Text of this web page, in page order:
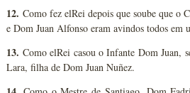
12. Como fez elRei depois que soube que o
e Dom Juan Alfonso eram avindos todos em
13. Como elRei casou o Infante Dom Juan,
Lara, filha de Dom Juan Nuñez.